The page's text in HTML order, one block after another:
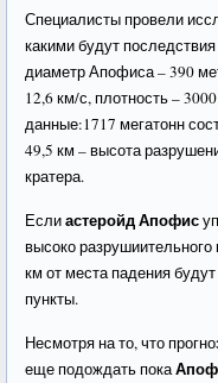
Специалисты провели
какими будут
диаметр Апофиса – 390
12,6 км/с, плотность –
данные:1717 мегатонн
49,5 км – высота
кратера.
Еслиастеройд Апофис
высоко
км от места падения
пункты.
Несмотря на то, что
еще подождать пока